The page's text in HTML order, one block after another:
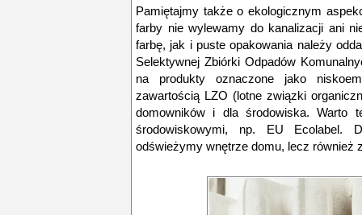
Pamiętajmy także o ekologicznym
farby nie wylewamy do kanalizacji ani
farbę, jak i puste opakowania należy
Selektywnej Zbiórki Odpadów
na produkty oznaczone jako
zawartością LZO (lotne związki
domowników i dla środowiska. Warto
środowiskowymi, np. EU Ecolabel.
odświeżymy wnętrze domu, lecz również